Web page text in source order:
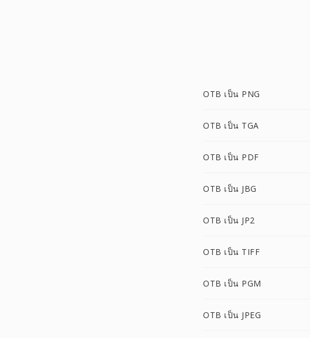
OTB เป็น PNG
OTB เป็น TGA
OTB เป็น PDF
OTB เป็น JBG
OTB เป็น JP2
OTB เป็น TIFF
OTB เป็น PGM
OTB เป็น JPEG